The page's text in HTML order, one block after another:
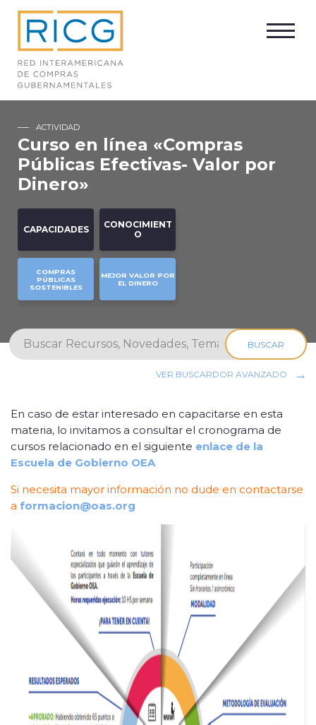
ACTIVIDAD
Curso en línea «Compras
Públicas Efectivas- Valor por
Dinero»
CAPACIDADES
CONOCIMIENT
O
COMPRAS
PÚBLICAS
SOSTENIBLES
MEJOR VALOR POR
EL DINERO
BUSCAR
VER BUSCARDOR AVANZADO
En caso de estar interesado en capacitarse en esta
materia, lo invitamos a consultar el cronograma de
cursos relacionado en el siguiente enlace de la
Escuela de Gobierno OEA
Si necesita mayor información no dude en contactarse
a formacion@oas.org